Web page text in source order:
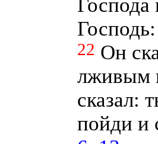
Господа
22 Он
лживым
сказал:
пойди и